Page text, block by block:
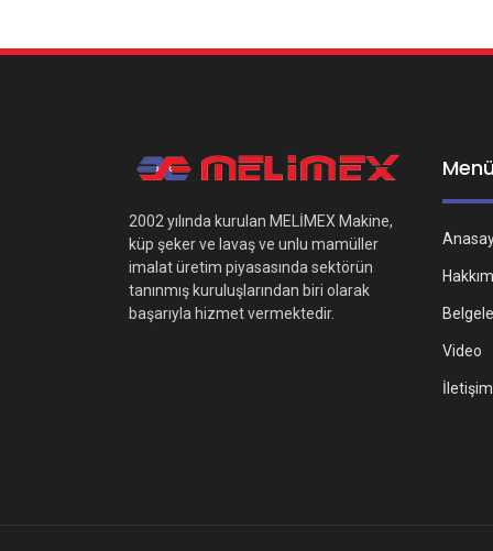
2002 yılında kurulan MELİMEX Makine,
küp şeker ve lavaş ve unlu mamüller
imalat üretim piyasasında sektörün
tanınmış kuruluşlarından biri olarak
başarıyla hizmet vermektedir.
Video
İletişim